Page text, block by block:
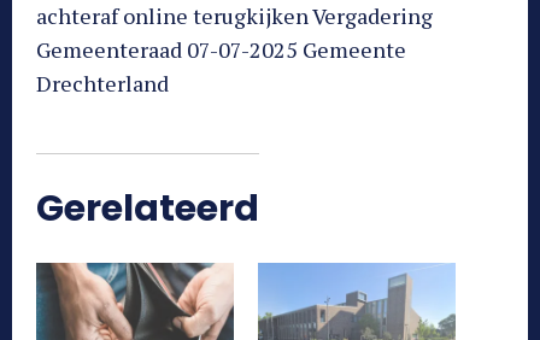
achteraf online terugkijken Vergadering
Gemeenteraad 07-07-2025 Gemeente
Drechterland
Gerelateerd